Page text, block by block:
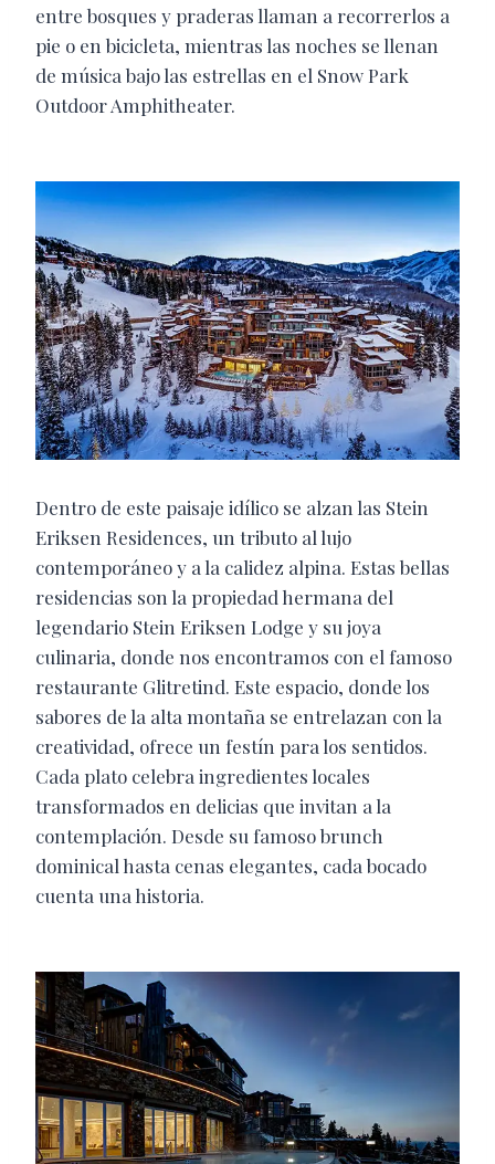
entre bosques y praderas llaman a recorrerlos a
pie o en bicicleta, mientras las noches se llenan
de música bajo las estrellas en el Snow Park
Outdoor Amphitheater.
Dentro de este paisaje idílico se alzan las Stein
Eriksen Residences, un tributo al lujo
contemporáneo y a la calidez alpina. Estas bellas
residencias son la propiedad hermana del
legendario Stein Eriksen Lodge y su joya
culinaria, donde nos encontramos con el famoso
restaurante Glitretind. Este espacio, donde los
sabores de la alta montaña se entrelazan con la
creatividad, ofrece un festín para los sentidos.
Cada plato celebra ingredientes locales
transformados en delicias que invitan a la
contemplación. Desde su famoso brunch
dominical hasta cenas elegantes, cada bocado
cuenta una historia.